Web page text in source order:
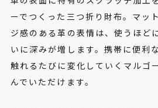
ーでつくった三つ折り財布。マッ
ジ感のある革の表情は、使うほど
いに深みが増します。携帯に便利
触れるたびに変化していくマルゴ
んでいただけます。